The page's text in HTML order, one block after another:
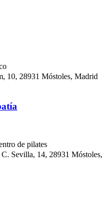
10, 28931 Móstoles, Madrid
de pilates
Sevilla, 14, 28931 Móstoles,